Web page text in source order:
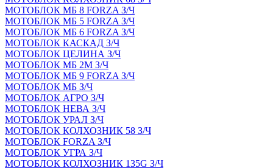
МОТОБЛОК МБ 8 FORZA З/Ч
МОТОБЛОК МБ 5 FORZA З/Ч
МОТОБЛОК МБ 6 FORZA З/Ч
МОТОБЛОК КАСКАД З/Ч
МОТОБЛОК ЦЕЛИНА З/Ч
МОТОБЛОК МБ 2М З/Ч
МОТОБЛОК МБ 9 FORZA З/Ч
МОТОБЛОК МБ З/Ч
МОТОБЛОК АГРО З/Ч
МОТОБЛОК НЕВА З/Ч
МОТОБЛОК УРАЛ З/Ч
МОТОБЛОК КОЛХОЗНИК 58 З/Ч
МОТОБЛОК FORZA З/Ч
МОТОБЛОК УГРА З/Ч
МОТОБЛОК КОЛХОЗНИК 135G З/Ч